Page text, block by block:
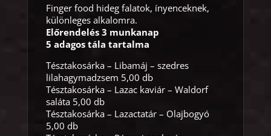
Finger food hideg falatok, ínyenceknek,
különleges alkalomra.
Előrendelés 3 munkanap
5 adagos tála tartalma
Tésztakosárka – Libamáj – szedres
lilahagymadzsem 5,00 db
Tésztakosárka – Lazac kaviár – Waldorf
saláta 5,00 db
Tésztakosárka – Lazactatár – Olajbogyó
5,00 db